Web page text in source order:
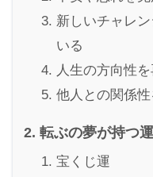
新しいチャレ
いる
人生の方向性
他人との関係
転ぶの夢が持つ
宝くじ運